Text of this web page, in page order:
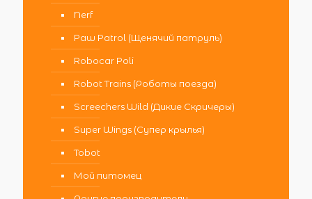
Nerf
Paw Patrol (Щенячий патруль)
Robocar Poli
Robot Trains (Роботы поезда)
Screechers Wild (Дикие Скричеры)
Super Wings (Супер крылья)
Tobot
Мой питомец